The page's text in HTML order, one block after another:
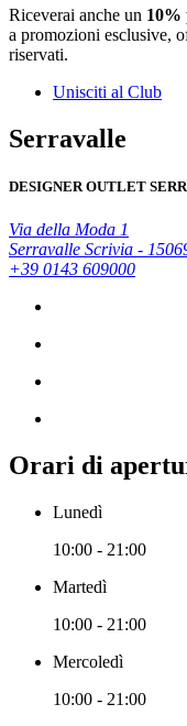
Riceverai anche un 10%
a promozioni esclusive,
riservati.
Unisciti al Club
Serravalle
DESIGNER OUTLET
Via della Moda 1
Serravalle Scrivia -
+39 0143 609000
Orari di
Lunedì
10:00 - 21:00
Martedì
10:00 - 21:00
Mercoledì
10:00 - 21:00